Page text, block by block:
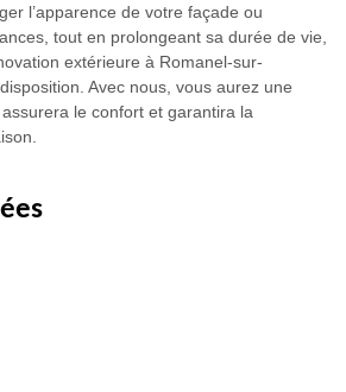
l’apparence de votre façade ou
tout en prolongeant sa durée de vie,
extérieure à Romanel-sur-
Avec nous, vous aurez une
le confort et garantira la